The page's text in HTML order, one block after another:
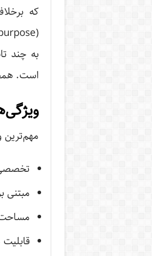
که
به چند
است.
مهم‌ترین
مبتنی
مساحت